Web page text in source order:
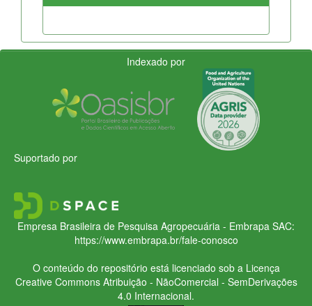
Indexado por
Suportado por
Empresa Brasileira de Pesquisa Agropecuária - Embrapa SAC:
https://www.embrapa.br/fale-conosco
O conteúdo do repositório está licenciado sob a Licença
Creative CommonsAtribuição - NãoComercial - SemDerivações
4.0 Internacional.